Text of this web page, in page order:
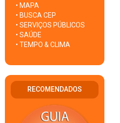
• MAPA
• BUSCA CEP
• SERVIÇOS PÚBLICOS
• SAÚDE
• TEMPO & CLIMA
RECOMENDADOS